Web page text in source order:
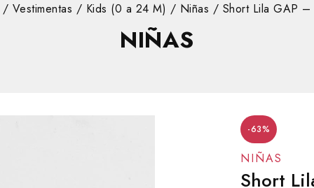
/ Vestimentas / Kids (0 a 24 M) / Niñas / Short Lila GAP
NIÑAS
-63%
NIÑAS
Short